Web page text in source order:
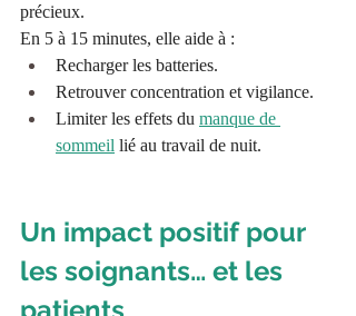
précieux.
En 5 à 15 minutes, elle aide à :
Recharger les batteries.
Retrouver concentration et vigilance.
Limiter les effets du manque de
sommeil lié au travail de nuit.
Un impact positif pour
les soignants… et les